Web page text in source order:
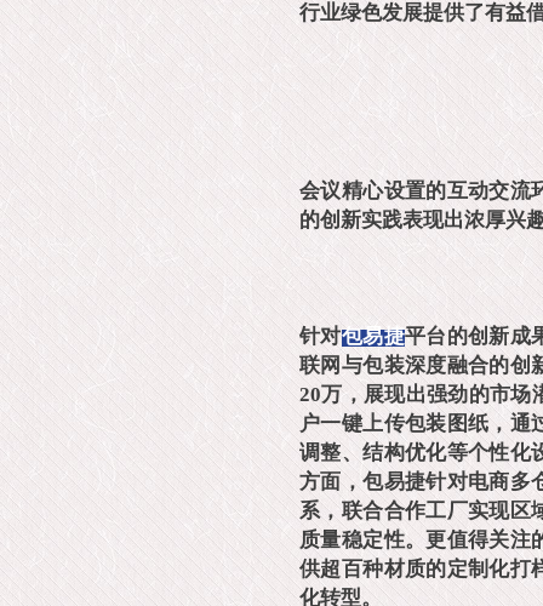
行业绿色发展提供了有益
会议精心设置的互动交流
的创新实践表现出浓厚兴
针对包易捷平台的创新成
联网与包装深度融合的创
20万，展现出强劲的市场
户一键上传包装图纸，通
调整、结构优化等个性化
方面，包易捷针对电商多
系，联合合作工厂实现区
质量稳定性。更值得关注
供超百种材质的定制化打
化转型。